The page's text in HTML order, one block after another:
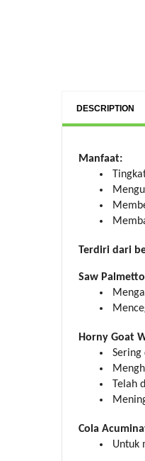
DESCRIPTION
Manfaat:
Terdiri dari
Saw
Horny Goat
Sering
Telah
Cola
Untuk